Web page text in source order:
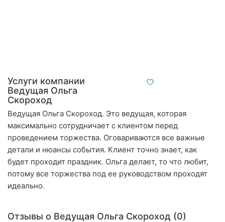
Житомир
Тернополь
Хмельницкий
Ровно
Услуги компании
Ведущая Ольга
Скороход
Ведущая Ольга Скороход. Это ведущая, которая
максимально сотрудничает с клиентом перед
проведением торжества. Оговариваются все важные
детали и нюансы события. Клиент точно знает, как
будет проходит праздник. Ольга делает, то что любит,
потому все торжества под ее руководством проходят
идеально.
Отзывы о Ведущая Ольга Скороход (0)